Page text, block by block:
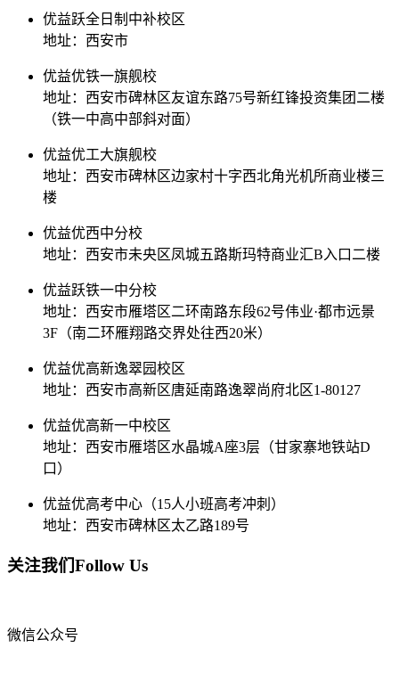
优益跃全日制中补校区
地址：西安市
优益优铁一旗舰校
地址：西安市碑林区友谊东路75号新红锋投资集团二楼
（铁一中高中部斜对面）
优益优工大旗舰校
地址：西安市碑林区边家村十字西北角光机所商业楼三
楼
优益优西中分校
地址：西安市未央区凤城五路斯玛特商业汇B入口二楼
优益跃铁一中分校
地址：西安市雁塔区二环南路东段62号伟业·都市远景
3F（南二环雁翔路交界处往西20米）
优益优高新逸翠园校区
地址：西安市高新区唐延南路逸翠尚府北区1-80127
优益优高新一中校区
地址：西安市雁塔区水晶城A座3层（甘家寨地铁站D
口）
优益优高考中心（15人小班高考冲刺）
地址：西安市碑林区太乙路189号
关注我们Follow Us
微信公众号